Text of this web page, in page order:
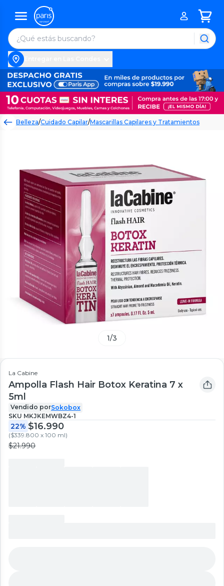
Belleza/Cuidado Capilar/Mascarillas Capilares y Tratamientos
1/3
La Cabine
Ampolla Flash Hair Botox Keratina 7 x
5ml
Vendido porSokobox
SKU MKJKEMWBZ4-1
22% $16.990
($339.800 x 100 ml)
$21.990